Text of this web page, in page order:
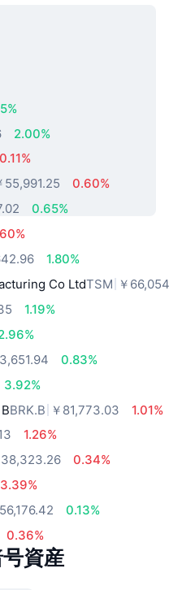
アセット
2.00%
0.11%
55,991.25
0.60%
0.65%
1.80%
Co LtdTSM ￥
1.19%
0.83%
3.92%
BRK.B ￥81,773.03
1.01%
1.26%
0.34%
3.39%
0.13%
0.36%
資産